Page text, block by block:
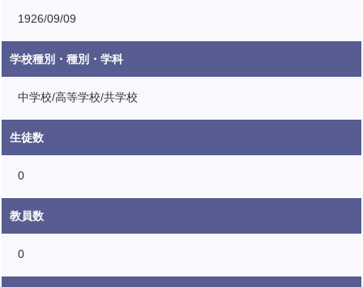
1926/09/09
学校種別・種別・学科
中学校/高等学校/共学校
生徒数
0
教員数
0